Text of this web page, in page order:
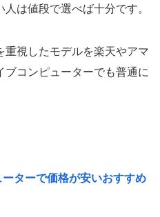
は値段で選べば十分です。
重視したモデルを楽天やアマ
コンピューターでも普通に
ターで価格が安いおすすめ